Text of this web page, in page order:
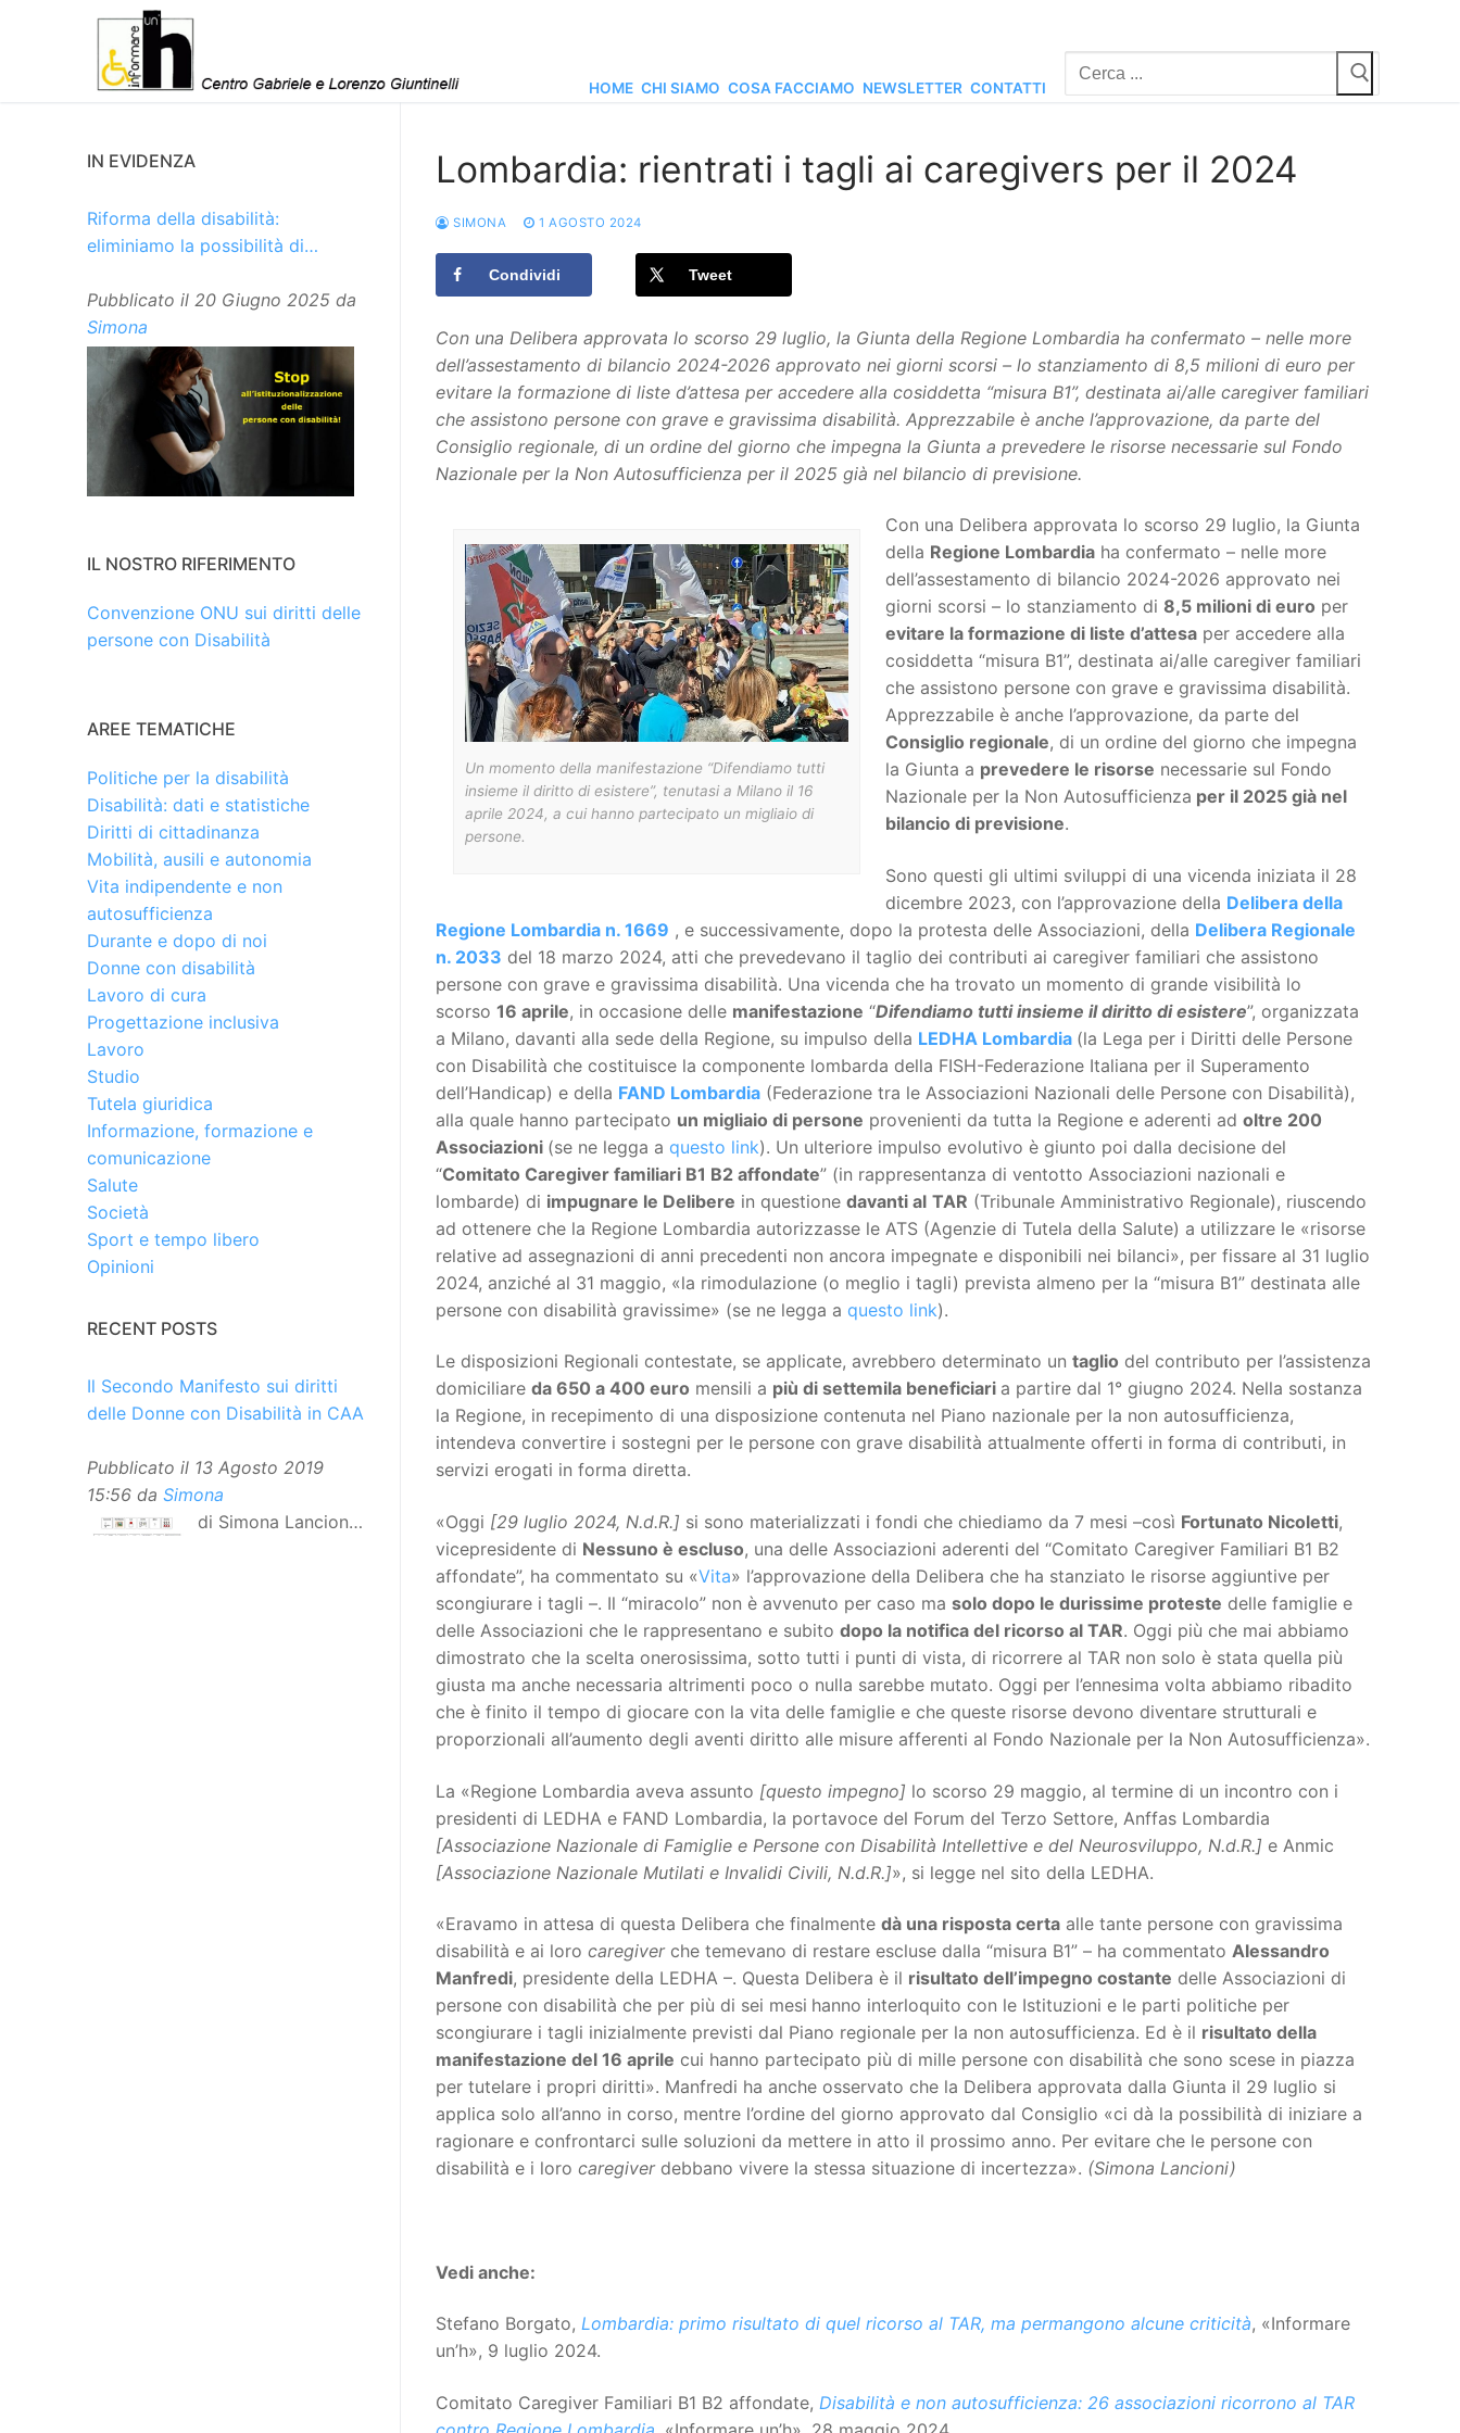
HOME CHI SIAMO COSA FACCIAMO NEWSLETTER CONTATTI
Cerca:
Lombardia: rientrati i tagli ai caregivers per il 2024
SIMONA 1 AGOSTO 2024
Condividi Tweet
Con una Delibera approvata lo scorso 29 luglio, la Giunta della Regione Lombardia ha confermato – nelle more
dell’assestamento di bilancio 2024-2026 approvato nei giorni scorsi – lo stanziamento di 8,5 milioni di euro per
evitare la formazione di liste d’attesa per accedere alla cosiddetta “misura B1”, destinata ai/alle caregiver familiari
che assistono persone con grave e gravissima disabilità. Apprezzabile è anche l’approvazione, da parte del
Consiglio regionale, di un ordine del giorno che impegna la Giunta a prevedere le risorse necessarie sul Fondo
Nazionale per la Non Autosufficienza per il 2025 già nel bilancio di previsione.
Un momento della manifestazione “Difendiamo tutti
insieme il diritto di esistere”, tenutasi a Milano il 16
aprile 2024, a cui hanno partecipato un migliaio di
persone.
Con una Delibera approvata lo scorso 29 luglio, la Giunta
della Regione Lombardiaha confermato – nelle more
dell’assestamento di bilancio 2024-2026 approvato nei
giorni scorsi – lo stanziamento di 8,5 milioni di euro per
evitare la formazione di liste d’attesaper accedere alla
cosiddetta “misura B1”, destinata ai/alle caregiver familiari
che assistono persone con grave e gravissima disabilità.
Apprezzabile è anche l’approvazione, da parte del
Consiglio regionale, di un ordine del giorno che impegna
la Giunta a prevedere le risorse necessarie sul Fondo
Nazionale per la Non Autosufficienza per il 2025 già nel
bilancio di previsione.
Sono questi gli ultimi sviluppi di una vicenda iniziata il 28
dicembre 2023, con l’approvazione della Delibera della
Regione Lombardia n. 1669 , e successivamente, dopo la protesta delle Associazioni, della Delibera Regionale
n. 2033 del 18 marzo 2024, atti che prevedevano il taglio dei contributi ai caregiver familiari che assistono
persone con grave e gravissima disabilità. Una vicenda che ha trovato un momento di grande visibilità lo
scorso 16 aprile, in occasione delle manifestazione “Difendiamo tutti insieme il diritto di esistere”, organizzata
a Milano, davanti alla sede della Regione, su impulso della LEDHA Lombardia (la Lega per i Diritti delle Persone
con Disabilità che costituisce la componente lombarda della FISH-Federazione Italiana per il Superamento
dell’Handicap) e della FAND Lombardia (Federazione tra le Associazioni Nazionali delle Persone con Disabilità),
alla quale hanno partecipato un migliaio di persone provenienti da tutta la Regione e aderenti ad oltre 200
Associazioni (se ne legga a questo link). Un ulteriore impulso evolutivo è giunto poi dalla decisione del
“Comitato Caregiver familiari B1 B2 affondate” (in rappresentanza di ventotto Associazioni nazionali e
lombarde) di impugnare le Delibere in questione davanti al TAR (Tribunale Amministrativo Regionale), riuscendo
ad ottenere che la Regione Lombardia autorizzasse le ATS (Agenzie di Tutela della Salute) a utilizzare le «risorse
relative ad assegnazioni di anni precedenti non ancora impegnate e disponibili nei bilanci», per fissare al 31 luglio
2024, anziché al 31 maggio, «la rimodulazione (o meglio i tagli) prevista almeno per la “misura B1” destinata alle
persone con disabilità gravissime» (se ne legga a questo link).
Le disposizioni Regionali contestate, se applicate, avrebbero determinato un taglio del contributo per l’assistenza
domiciliare da 650 a 400 euro mensili a più di settemila beneficiari a partire dal 1° giugno 2024. Nella sostanza
la Regione, in recepimento di una disposizione contenuta nel Piano nazionale per la non autosufficienza,
intendeva convertire i sostegni per le persone con grave disabilità attualmente offerti in forma di contributi, in
servizi erogati in forma diretta.
«Oggi [29 luglio 2024, N.d.R.] si sono materializzati i fondi che chiediamo da 7 mesi –così Fortunato Nicoletti,
vicepresidente di Nessuno è escluso, una delle Associazioni aderenti del “Comitato Caregiver Familiari B1 B2
affondate”, ha commentato su «Vita» l’approvazione della Delibera che ha stanziato le risorse aggiuntive per
scongiurare i tagli –. Il “miracolo” non è avvenuto per caso ma solo dopo le durissime proteste delle famiglie e
delle Associazioni che le rappresentano e subito dopo la notifica del ricorso al TAR. Oggi più che mai abbiamo
dimostrato che la scelta onerosissima, sotto tutti i punti di vista, di ricorrere al TAR non solo è stata quella più
giusta ma anche necessaria altrimenti poco o nulla sarebbe mutato. Oggi per l’ennesima volta abbiamo ribadito
che è finito il tempo di giocare con la vita delle famiglie e che queste risorse devono diventare strutturali e
proporzionali all’aumento degli aventi diritto alle misure afferenti al Fondo Nazionale per la Non Autosufficienza».
La «Regione Lombardia aveva assunto [questo impegno] lo scorso 29 maggio, al termine di un incontro con i
presidenti di LEDHA e FAND Lombardia, la portavoce del Forum del Terzo Settore, Anffas Lombardia
[Associazione Nazionale di Famiglie e Persone con Disabilità Intellettive e del Neurosviluppo, N.d.R.] e Anmic
[Associazione Nazionale Mutilati e Invalidi Civili, N.d.R.]», si legge nel sito della LEDHA.
«Eravamo in attesa di questa Delibera che finalmente dà una risposta certa alle tante persone con gravissima
disabilità e ai loro caregiverche temevano di restare escluse dalla “misura B1” – ha commentato Alessandro
Manfredi, presidente della LEDHA –. Questa Delibera è il risultato dell’impegno costante delle Associazioni di
persone con disabilità che per più di sei mesi hanno interloquito con le Istituzioni e le parti politiche per
scongiurare i tagli inizialmente previsti dal Piano regionale per la non autosufficienza. Ed è il risultato della
manifestazione del 16 aprile cui hanno partecipato più di mille persone con disabilità che sono scese in piazza
per tutelare i propri diritti». Manfredi ha anche osservato che la Delibera approvata dalla Giunta il 29 luglio si
applica solo all’anno in corso, mentre l’ordine del giorno approvato dal Consiglio «ci dà la possibilità di iniziare a
ragionare e confrontarci sulle soluzioni da mettere in atto il prossimo anno. Per evitare che le persone con
disabilità e i loro caregiverdebbano vivere la stessa situazione di incertezza». (Simona Lancioni)
Vedi anche:
Stefano Borgato, Lombardia: primo risultato di quel ricorso al TAR, ma permangono alcune criticità, «Informare
un’h», 9 luglio 2024.
Comitato Caregiver Familiari B1 B2 affondate, Disabilità e non autosufficienza: 26 associazioni ricorrono al TAR
IN EVIDENZA
Riforma della disabilità:
eliminiamo la possibilità di
Pubblicato il 20 Giugno 2025 da
Simona
IL NOSTRO RIFERIMENTO
Convenzione ONU sui diritti delle
persone con Disabilità
AREE TEMATICHE
Politiche per la disabilità
Disabilità: dati e statistiche
Diritti di cittadinanza
Mobilità, ausili e autonomia
Vita indipendente e non
autosufficienza
Durante e dopo di noi
Donne con disabilità
Lavoro di cura
Progettazione inclusiva
Lavoro
Studio
Tutela giuridica
Informazione, formazione e
comunicazione
Salute
Società
Sport e tempo libero
Opinioni
RECENT POSTS
Il Secondo Manifesto sui diritti
delle Donne con Disabilità in CAA
Pubblicato il 13 Agosto 2019
15:56 da Simona
di Simona Lancioni,